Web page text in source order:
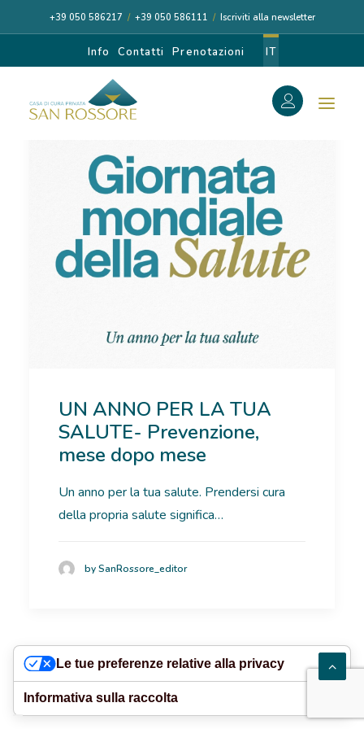
+39 050 586217 / +39 050 586111 / Iscriviti alla newsletter
Info Contatti Prenotazioni IT
CASA DI CURA
PATOLOGIE
FORMAZIONE
UN ANNO PER LA TUA
SALUTE- Prevenzione,
mese dopo mese
Un anno per la tua salute. Prendersi cura
della propria salute significa…
by SanRossore_editor
Le tue preferenze relative alla privacy
Informativa sulla raccolta